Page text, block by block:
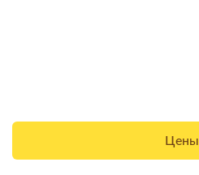
Цены